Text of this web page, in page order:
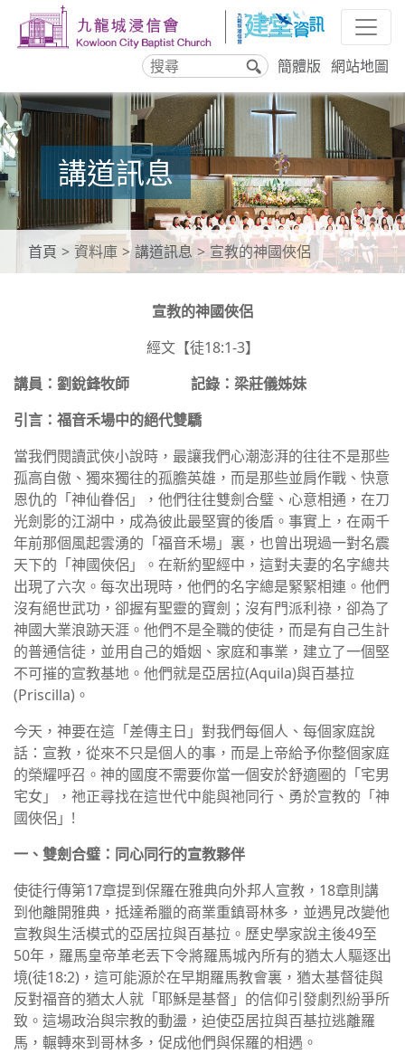
搜
尋
簡體版 網站地圖
講道訊息
首頁 資料庫 講道訊息 宣教的神國俠侶
宣教的神國俠侶
經文【徒18:1-3】
講員：劉銳鋒牧師 記錄：梁莊儀姊妹
引言：福音禾場中的絕代雙驕
當我們閱讀武俠小說時，最讓我們心潮澎湃的往往不是那些
孤高自傲、獨來獨往的孤膽英雄，而是那些並肩作戰、快意
恩仇的「神仙眷侶」，他們往往雙劍合璧、心意相通，在刀
光劍影的江湖中，成為彼此最堅實的後盾。事實上，在兩千
年前那個風起雲湧的「福音禾場」裏，也曾出現過一對名震
天下的「神國俠侶」。在新約聖經中，這對夫妻的名字總共
出現了六次。每次出現時，他們的名字總是緊緊相連。他們
沒有絕世武功，卻握有聖靈的寶劍；沒有門派利祿，卻為了
神國大業浪跡天涯。他們不是全職的使徒，而是有自己生計
的普通信徒，並用自己的婚姻、家庭和事業，建立了一個堅
不可摧的宣教基地。他們就是亞居拉(Aquila)與百基拉
(Priscilla)。
今天，神要在這「差傳主日」對我們每個人、每個家庭說
話：宣教，從來不只是個人的事，而是上帝給予你整個家庭
的榮耀呼召。神的國度不需要你當一個安於舒適圈的「宅男
宅女」，祂正尋找在這世代中能與祂同行、勇於宣教的「神
國俠侶」!
一、雙劍合璧：同心同行的宣教夥伴
使徒行傳第17章提到保羅在雅典向外邦人宣教，18章則講
到他離開雅典，抵達希臘的商業重鎮哥林多，並遇見改變他
宣教與生活模式的亞居拉與百基拉。歷史學家說主後49至
50年，羅馬皇帝革老丟下令將羅馬城內所有的猶太人驅逐出
境(徒18:2)，這可能源於在早期羅馬教會裏，猶太基督徒與
反對福音的猶太人就「耶穌是基督」的信仰引發劇烈紛爭所
致。這場政治與宗教的動盪，迫使亞居拉與百基拉逃離羅
馬，輾轉來到哥林多，促成他們與保羅的相遇。